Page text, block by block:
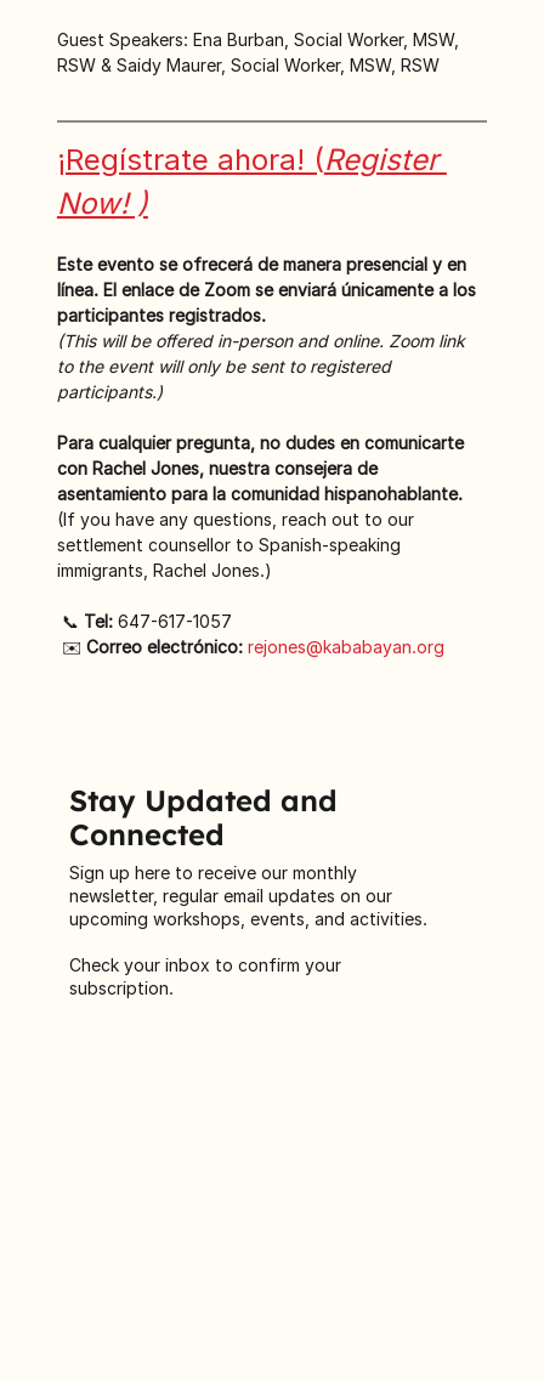
Guest Speakers: Ena Burban, Social Worker, MSW,
RSW & Saidy Maurer, Social Worker, MSW, RSW
¡Regístrate ahora! (Register
Now! )
Este evento se ofrecerá de manera presencial y en
línea. El enlace de Zoom se enviará únicamente a los
participantes registrados.
(This will be offered in-person and online. Zoom link
to the event will only be sent to registered
participants.)
Para cualquier pregunta, no dudes en comunicarte
con Rachel Jones, nuestra consejera de
asentamiento para la comunidad hispanohablante.
(If you have any questions, reach out to our
settlement counsellor to Spanish-speaking
immigrants, Rachel Jones.)
📞 Tel: 647-617-1057
✉️ Correo electrónico: rejones@kababayan.org
Stay Updated and
Connected
Sign up here to receive our monthly
newsletter, regular email updates on our
upcoming workshops, events, and activities.
Check your inbox to confirm your
subscription.